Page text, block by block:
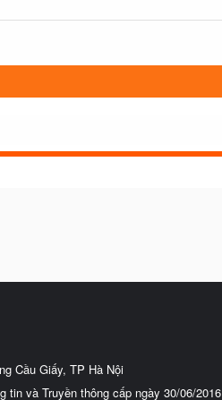
Cầu Giấy, TP Hà Nội
tin và Truyền thông cấp ngày 30/06/2016